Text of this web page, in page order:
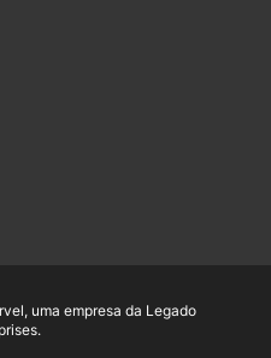
uma empresa da Legado